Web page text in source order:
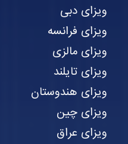
ویزای دبی
ویزای فرانسه
ویزای مالزی
ویزای تایلند
ویزای هندوستان
ویزای چین
ویزای عراق